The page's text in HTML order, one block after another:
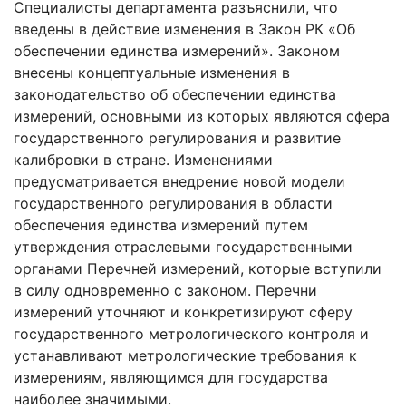
Специалисты департамента разъяснили, что
введены в действие изменения в Закон РК «Об
обеспечении единства измерений». Законом
внесены концептуальные изменения в
законодательство об обеспечении единства
измерений, основными из которых являются сфера
государственного регулирования и развитие
калибровки в стране. Изменениями
предусматривается внедрение новой модели
государственного регулирования в области
обеспечения единства измерений путем
утверждения отраслевыми государственными
органами Перечней измерений, которые вступили
в силу одновременно с законом. Перечни
измерений уточняют и конкретизируют сферу
государственного метрологического контроля и
устанавливают метрологические требования к
измерениям, являющимся для государства
наиболее значимыми.